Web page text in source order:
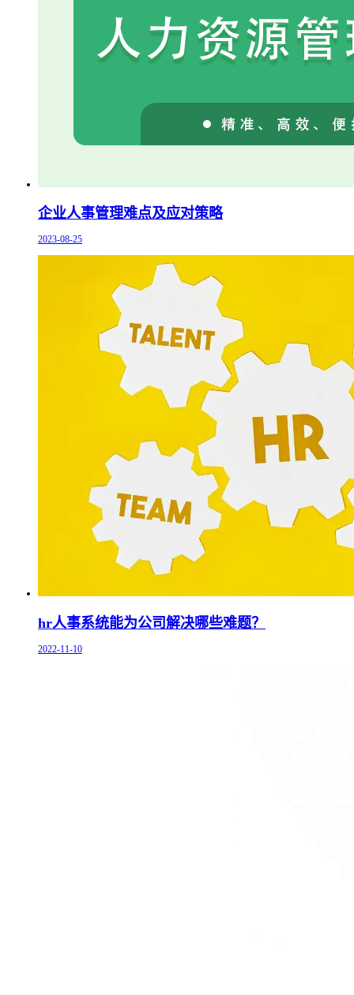
企业人事管理难点及应对策略
2023-08-25
hr人事系统能为公司解决哪些难题？
2022-11-10